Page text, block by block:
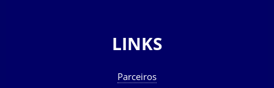
LINKS
Parceiros